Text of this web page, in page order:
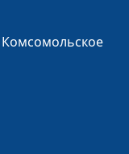
Комсомольское